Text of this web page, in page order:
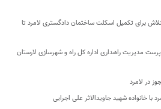
برای تکمیل اسکلت ساختمان دادگستری لامرد تا
مدیریت راهداری اداره کل راه و شهرسازی لارستان
با خانواده شهید جاویدالاثر علی اجرایی